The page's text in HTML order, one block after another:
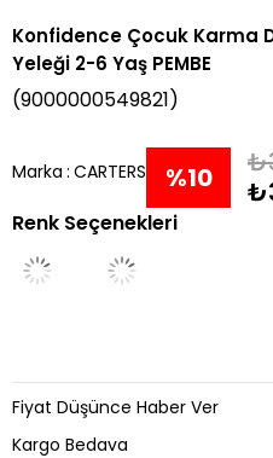
Konfidence Çocuk Karma
Yeleği 2-6 Yaş PEMBE
(9000000549821)
Marka : CARTERS %10
İndirim
Renk Seçenekleri
Fiyat Düşünce Haber Ver
Kargo Bedava